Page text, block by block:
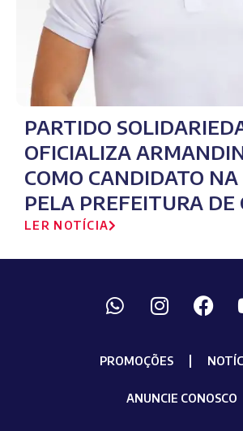
PARTIDO
OFICIALIZA
COMO CANDIDATO
PELA PREFEITURA DE
LER NOTÍCIA
PROMOÇÕES
ANUNCIE CONOSCO